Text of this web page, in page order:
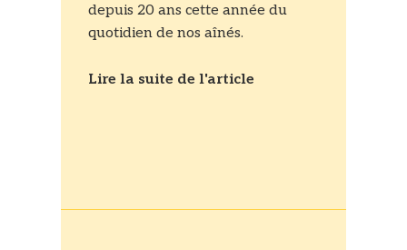
depuis 20 ans cette année du
quotidien de nos aînés.
Lire la suite de l'article